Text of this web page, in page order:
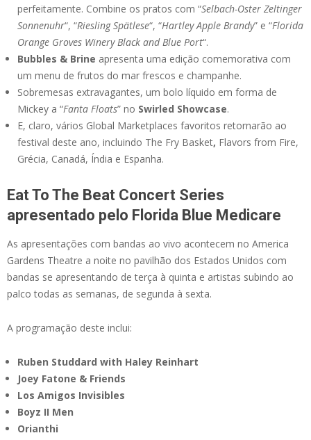
perfeitamente. Combine os pratos com “Selbach-Oster Zeltinger
Sonnenuhr“, “Riesling Spätlese“, “Hartley Apple Brandy” e “Florida
Orange Groves Winery Black and Blue Port“.
Bubbles & Brine apresenta uma edição comemorativa com
um menu de frutos do mar frescos e champanhe.
Sobremesas extravagantes, um bolo líquido em forma de
Mickey a “Fanta Floats” no Swirled Showcase.
E, claro, vários Global Marketplaces favoritos retornarão ao
festival deste ano, incluindo The Fry Basket, Flavors from Fire,
Grécia, Canadá, Índia e Espanha.
Eat To The Beat Concert Series
apresentado pelo Florida Blue Medicare
As apresentações com bandas ao vivo acontecem no America
Gardens Theatre a noite no pavilhão dos Estados Unidos com
bandas se apresentando de terça à quinta e artistas subindo ao
palco todas as semanas, de segunda à sexta.
A programação deste inclui:
Ruben Studdard with Haley Reinhart
Joey Fatone & Friends
Los Amigos Invisibles
Boyz II Men
Orianthi